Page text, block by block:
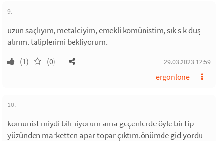
9.
uzun saçlıyım, metalciyim, emekli komünistim, sık sık duş
alırım. taliplerimi bekliyorum.
(1) (0) 29.03.2023 12:59
ergonlone
10.
komunist miydi bilmiyorum ama geçenlerde öyle bir tip
yüzünden marketten apar topar çıktım.önümde gidiyordu